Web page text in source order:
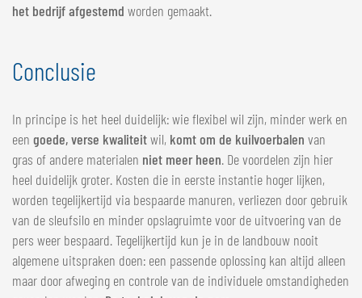
het bedrijf afgestemd worden gemaakt.
Conclusie
In principe is het heel duidelijk: wie flexibel wil zijn, minder werk en
een goede, verse kwaliteitwil, komt om de kuilvoerbalen van
gras of andere materialen niet meer heen. De voordelen zijn hier
heel duidelijk groter. Kosten die in eerste instantie hoger lijken,
worden tegelijkertijd via bespaarde manuren, verliezen door gebruik
van de sleufsilo en minder opslagruimte voor de uitvoering van de
pers weer bespaard. Tegelijkertijd kun je in de landbouw nooit
algemene uitspraken doen: een passende oplossing kan altijd alleen
maar door afweging en controle van de individuele omstandigheden